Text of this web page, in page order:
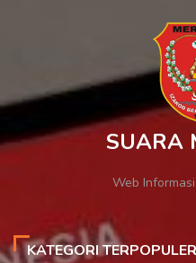
SUARA
Web
KATEGORI TERPOPULER